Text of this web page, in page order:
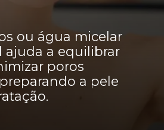
ou água micelar
ajuda a equilibrar
poros
a pele